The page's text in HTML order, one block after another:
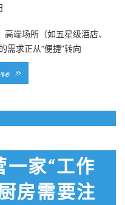
端场所（如五星级酒店、
需求正从“便捷”转向
»
家“工作
房需要注